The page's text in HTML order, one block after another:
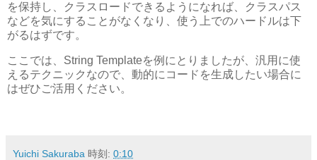
を保持し、クラスロードできるようになれば、クラスパス
などを気にすることがなくなり、使う上でのハードルは下
がるはずです。
ここでは、String Templateを例にとりましたが、汎用に使
えるテクニックなので、動的にコードを生成したい場合に
はぜひご活用ください。
Yuichi Sakuraba 時刻: 0:10